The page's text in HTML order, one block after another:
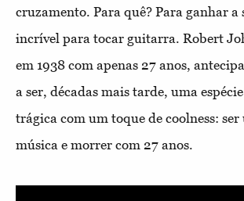
cruzamento. Para quê? Para ganhar
incrível para tocar guitarra. Robert
em 1938 com apenas 27 anos,
a ser, décadas mais tarde, uma
trágica com um toque de coolness:
música e morrer com 27 anos.